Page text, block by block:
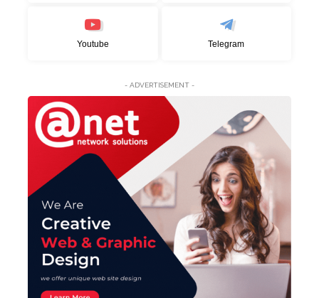
Youtube Telegram
- ADVERTISEMENT -